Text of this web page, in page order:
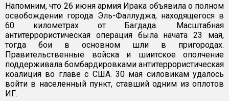
Напомним, что 26 июня армия Ирака объявила о полном
освобождении города Эль-Фаллуджа, находящегося в
60 километрах от Багдада. Масштабная
антитеррористическая операция была начата 23 мая,
тогда бои в основном шли в пригородах.
Правительственные войска и шиитское ополчение
поддерживала бомбардировками антитеррористическая
коалиция во главе с США. 30 мая силовикам удалось
войти в населенный пункт, ставший одним из оплотов
ИГ.